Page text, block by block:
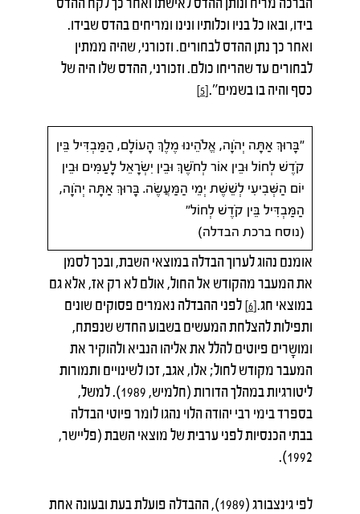
בידו, ובאו כל בניו וכלותיו ונינו ומריחים בהדס שבידו.
ואחר כך נתן ההדס לבחורים. וזכורני, שהיה ממתין
לבחורים עד שהריחו כולם. וזכורני, ההדס שלו היה של
כסף והיה בו בשמים".[5]
"בָּרוּךְ אַתָּה יְהֹוָה, אֱלֹהֵינוּ מֶלֶךְ הָעוֹלָם, הַמַּבְדִּיל בֵּין
קֹדֶשׁ לְחוֹל וּבֵין אוֹר לְחֹשֶׁךְ וּבֵין יִשְׂרָאֵל לָעַמִּים וּבֵין
יוֹם הַשְּׁבִיעִי לְשֵׁשֶׁת יְמֵי הַמַּעֲשֶׂה. בָּרוּךְ אַתָּה יְהֹוָה,
הַמַּבְדִּיל בֵּין קֹדֶשׁ לְחוֹל"
(נוסח ברכת הבדלה)
אומנם נהוג לערוך הבדלה במוצאי השבת, ובכך לסמן
את המעבר מהקודש אל החול, אולם לא רק אז, אלא גם
במוצאי חג.[6]
לפני ההבדלה נאמרים פסוקים שונים
ותפילות להצלחת המעשים בשבוע החדש שנפתח,
ומושָרים פיוטים להלל את אליהו הנביא ולהוקיר את
המעבר מקודש לחול; אלו, אגב, זכו לשינויים ותמורות
ליטורגיות במהלך הדורות (חלמיש, 1989). למשל,
בספרד בימי רבי יהודה הלוי נהגו לומר פיוטי הבדלה
בבתי הכנסיות לפני ערבית של מוצאי השבת (פליישר,
1992).
לפי גינצבורג (1989), ההבדלה פועלת בעת ובעונה אחת